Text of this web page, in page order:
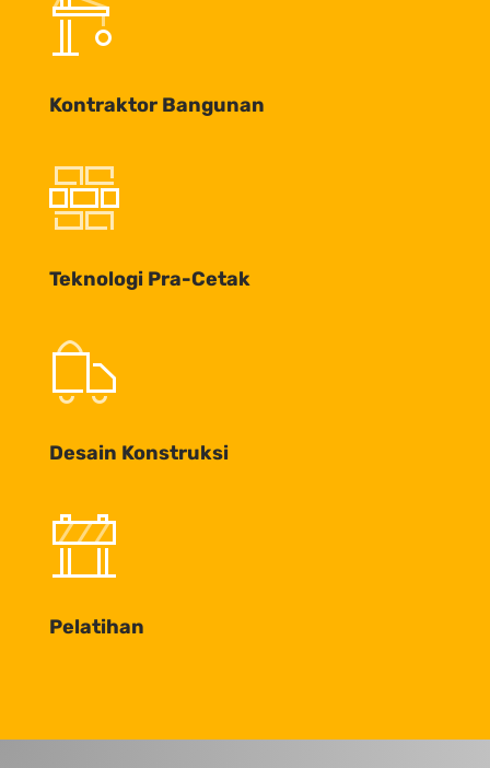
Kontraktor Bangunan
Teknologi Pra-Cetak
Desain Konstruksi
Pelatihan